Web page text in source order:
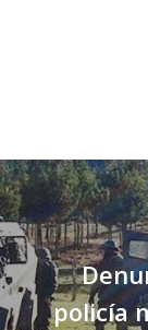
policía